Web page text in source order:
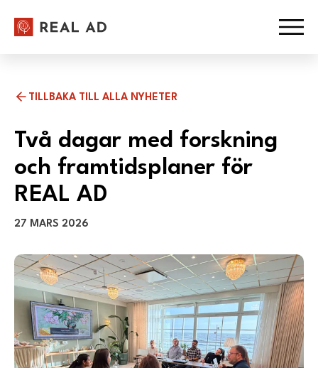
Hoppa till innehåll
TILLBAKA TILL ALLA NYHETER
Två dagar med forskning
och framtidsplaner för
REAL AD
27 MARS 2026